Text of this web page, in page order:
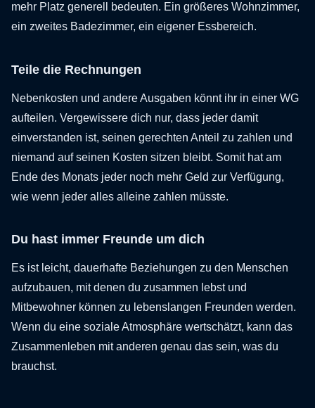
mehr Platz generell bedeuten. Ein größeres Wohnzimmer,
ein zweites Badezimmer, ein eigener Essbereich.
Teile die Rechnungen
Nebenkosten und andere Ausgaben könnt ihr in einer WG
aufteilen. Vergewissere dich nur, dass jeder damit
einverstanden ist, seinen gerechten Anteil zu zahlen und
niemand auf seinen Kosten sitzen bleibt. Somit hat am
Ende des Monats jeder noch mehr Geld zur Verfügung,
wie wenn jeder alles alleine zahlen müsste.
Du hast immer Freunde um dich
Es ist leicht, dauerhafte Beziehungen zu den Menschen
aufzubauen, mit denen du zusammen lebst und
Mitbewohner können zu lebenslangen Freunden werden.
Wenn du eine soziale Atmosphäre wertschätzt, kann das
Zusammenleben mit anderen genau das sein, was du
brauchst.